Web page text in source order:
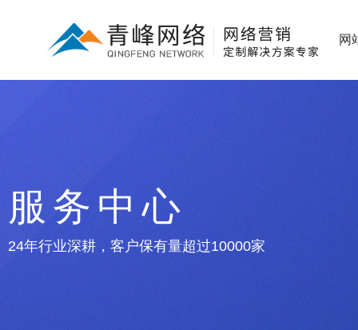
网
24年行业深耕，客户保有量超过10000家
服务中心